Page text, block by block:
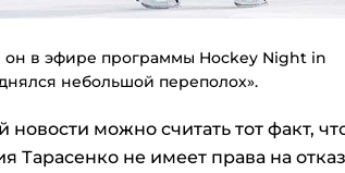
он в эфире программы Hockey Night in
небольшой переполох».
можно считать тот факт,
Тарасенко не имеет права на отказ